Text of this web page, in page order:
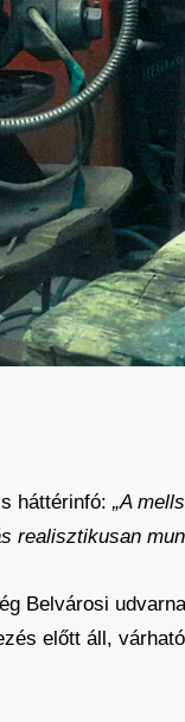
háttérinfó: „A
realisztikusan
Belvárosi
előtt áll,